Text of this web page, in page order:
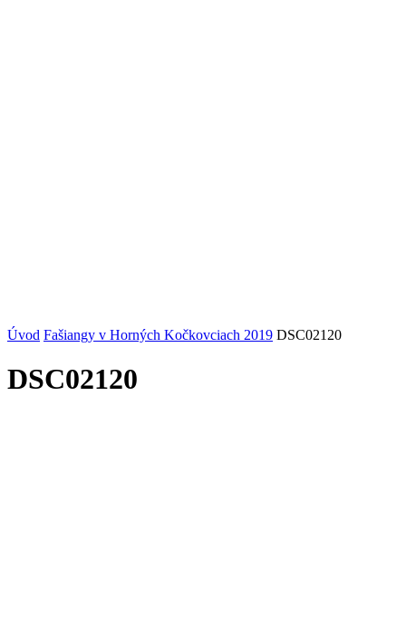
Úvod Fašiangy v Horných Kočkovciach 2019 DSC02120
DSC02120